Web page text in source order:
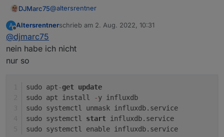
DJMarc75@altersrentner
dann
belassen
ich gehe davon aus dass Du die Schritte
A
Offline
Altersrentnerschrieb am 2. Aug. 2022, 10:31
zuletzt editiert von
@djmarc75
nein habe ich nicht
nur so
sudo apt-get update
sudo apt install
-y influxdb
sudo systemctl unmask influxdb.service
sudo systemctl start influxdb.service
sudo systemctl enable influxdb.service